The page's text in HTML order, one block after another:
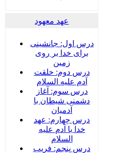
عهد معهود
درس اول: جانشینی
برای خدا بر روی
زمین
درس دوم: خلقت
آدم علیه السلام
درس سوم: آغاز
دشمنی شیطان با
آدمیان
درس چهارم: عهد
خدا با آدم علیه
السلام
درس پنجم: فریب